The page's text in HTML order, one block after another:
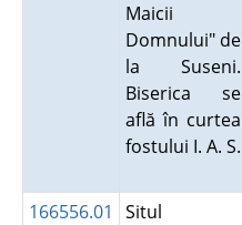
Maicii
Domnului" de
la Suseni.
Biserica se
află în curtea
fostului I. A. S.
166556.01
Situl